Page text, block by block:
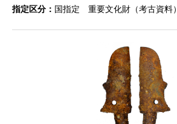
指定区分： 国指定 重要文化財（考古資料）